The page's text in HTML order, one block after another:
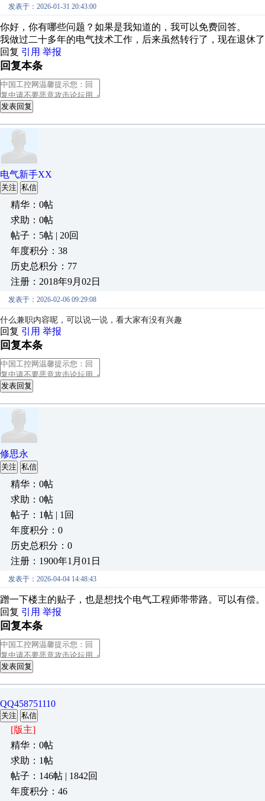
发表于：2026-01-31 20:43:00
你好，你有哪些问题？如果是我知道的，我可以免费回答。
我做过二十多年的电气技术工作，后来虽然转行了，现在退休
回复 引用 举报
回复本条
发表回复
电气新手XX
关注 私信
精华：0帖
求助：0帖
帖子：5帖 | 20回
年度积分：38
历史总积分：77
注册：2018年9月02日
发表于：2026-02-06 09:29:08
什么兼职内容呢，可以说一说，看大家有没有兴趣
回复 引用 举报
回复本条
发表回复
修思永
关注 私信
精华：0帖
求助：0帖
帖子：1帖 | 1回
年度积分：0
历史总积分：0
注册：1900年1月01日
发表于：2026-04-04 14:48:43
蹭一下楼主的贴子，也是想找个电气工程师带带路。可以有偿。
回复 引用 举报
回复本条
发表回复
QQ458751110
关注 私信
[版主]
精华：0帖
求助：1帖
帖子：146帖 | 1842回
年度积分：46